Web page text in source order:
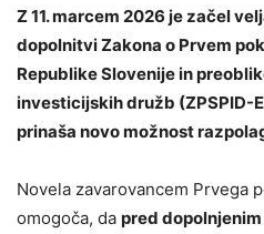
Z 11. marcem 2026 je začel
dopolnitvi Zakona o Prvem
Republike Slovenije in
investicijskih družb (ZPSPID-
prinaša novo možnost
Novela zavarovancem Prvega
omogoča, da pred